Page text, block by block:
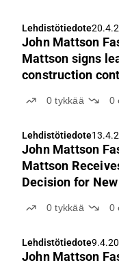
Lehdistötiedote
John Mattson
Mattson signs
construction
0tykkää 0
Lehdistötiedote
John Mattson
Mattson
Decision for
0tykkää 0
Lehdistötiedote
John Mattson